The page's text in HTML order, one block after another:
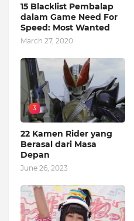
15 Blacklist Pembalap
dalam Game Need For
Speed: Most Wanted
March 27, 2020
3
22 Kamen Rider yang
Berasal dari Masa
Depan
June 26, 2023